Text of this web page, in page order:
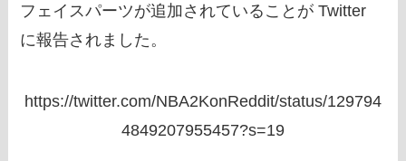
フェイスパーツが追加されていることが Twitter
に報告されました。
https://twitter.com/NBA2KonReddit/status/129794
4849207955457?s=19